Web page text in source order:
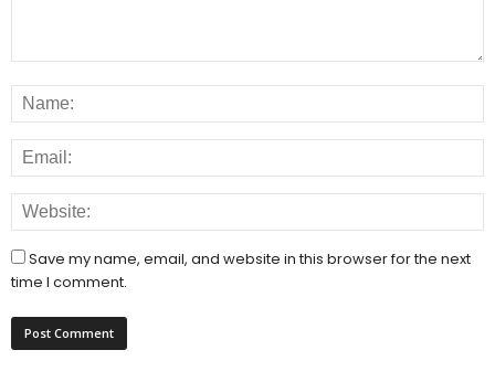
Save my name, email, and website in this browser for the next
time I comment.